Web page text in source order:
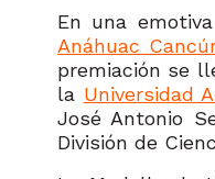
En una
Anáhuac
premiación se
la Universidad
José Antonio
División de